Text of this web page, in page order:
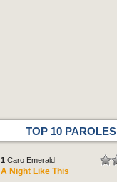
TOP 10 PAROLES
1 Caro Emerald
A Night Like This